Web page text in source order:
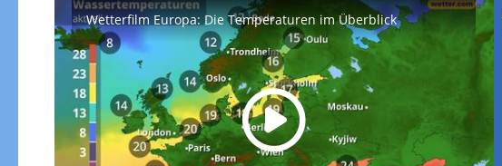
Wetterfilm Europa: Die Temperaturen im Überblick